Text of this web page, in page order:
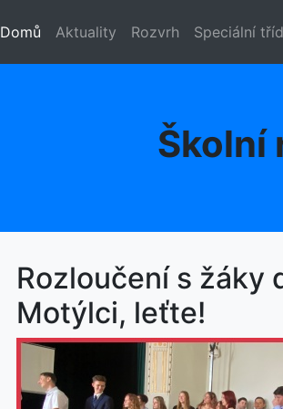
Domů Aktuality Rozvrh Speciální
Školní
Rozloučení s žáky
Motýlci, leťte!